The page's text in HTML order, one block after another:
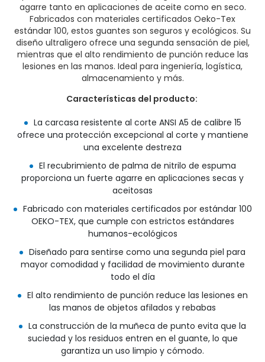
agarre tanto en aplicaciones de aceite como en seco.
Fabricados con materiales certificados Oeko-Tex
estándar 100, estos guantes son seguros y ecológicos. Su
diseño ultraligero ofrece una segunda sensación de piel,
mientras que el alto rendimiento de punción reduce las
lesiones en las manos. Ideal para ingeniería, logística,
almacenamiento y más.
Características del producto:
La carcasa resistente al corte ANSI A5 de calibre 15
ofrece una protección excepcional al corte y mantiene
una excelente destreza
El recubrimiento de palma de nitrilo de espuma
proporciona un fuerte agarre en aplicaciones secas y
aceitosas
Fabricado con materiales certificados por estándar 100
OEKO-TEX, que cumple con estrictos estándares
humanos-ecológicos
Diseñado para sentirse como una segunda piel para
mayor comodidad y facilidad de movimiento durante
todo el día
El alto rendimiento de punción reduce las lesiones en
las manos de objetos afilados y rebabas
La construcción de la muñeca de punto evita que la
suciedad y los residuos entren en el guante, lo que
garantiza un uso limpio y cómodo.